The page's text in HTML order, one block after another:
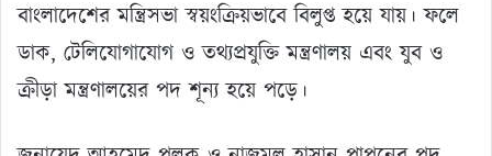
বাংলাদেশের মন্ত্রিসভা স্বয়ংক্রিয়ভাবে বিলুপ্ত হয়ে যায়। ফলে
ডাক, টেলিযোগাযোগ ও তথ্যপ্রযুক্তি মন্ত্রণালয় এবং যুব ও
ক্রীড়া মন্ত্রণালয়ের পদ শূন্য হয়ে পড়ে।